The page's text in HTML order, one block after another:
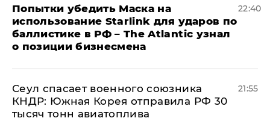
Попытки убедить Маска на
использование Starlink для ударов по
баллистике в РФ – The Atlantic узнал
о позиции бизнесмена
22:40
​Сеул спасает военного союзника
КНДР: Южная Корея отправила РФ 30
тысяч тонн авиатоплива
21:55